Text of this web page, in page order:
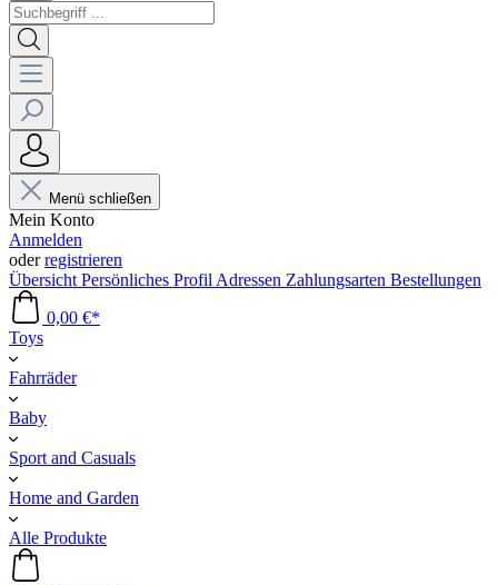
Menü schließen
Mein Konto
Anmelden
oderregistrieren
Übersicht Persönliches Profil Adressen Zahlungsarten Bestellungen
0,00 €*
Toys
Fahrräder
Baby
Sport and Casuals
Home and Garden
Alle Produkte